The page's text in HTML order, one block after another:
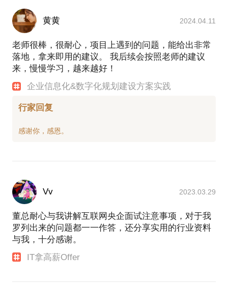
者。
黄黄 2024.04.11
老师很棒，很耐心，项目上遇到的问题，能给出非常
落地，拿来即用的建议。 我后续会按照老师的建议
来，慢慢学习，越来越好！
企业信息化&数字化规划建设方案实践
行家回复
Vv 2023.03.29
董总耐心与我讲解互联网央企面试注意事项，对于我
罗列出来的问题都一一作答，还分享实用的行业资料
与我，十分感谢。
IT拿高薪Offer